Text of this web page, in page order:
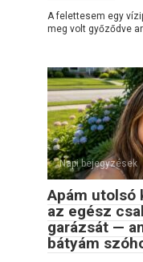
A felettesem egy
meg volt győződve
Napi bejegyzések
Apám utolsó
az egész
garázsát —
bátyám